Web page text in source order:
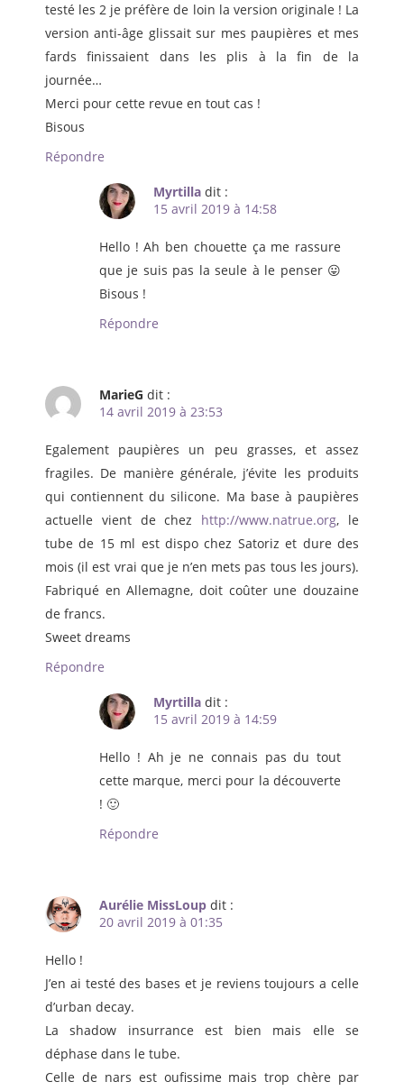
testé les 2 je préfère de loin la version originale ! La
version anti-âge glissait sur mes paupières et mes
fards finissaient dans les plis à la fin de la
journée…
Merci pour cette revue en tout cas !
Bisous
Répondre
Myrtilla dit :
15 avril 2019 à 14:58
Hello ! Ah ben chouette ça me rassure
que je suis pas la seule à le penser 😛
Bisous !
Répondre
MarieG dit :
14 avril 2019 à 23:53
Egalement paupières un peu grasses, et assez
fragiles. De manière générale, j’évite les produits
qui contiennent du silicone. Ma base à paupières
actuelle vient de chez http://www.natrue.org, le
tube de 15 ml est dispo chez Satoriz et dure des
mois (il est vrai que je n’en mets pas tous les jours).
Fabriqué en Allemagne, doit coûter une douzaine
de francs.
Sweet dreams
Répondre
Myrtilla dit :
15 avril 2019 à 14:59
Hello ! Ah je ne connais pas du tout
cette marque, merci pour la découverte
! 🙂
Répondre
Aurélie MissLoup dit :
20 avril 2019 à 01:35
Hello !
J’en ai testé des bases et je reviens toujours a celle
d’urban decay.
La shadow insurrance est bien mais elle se
déphase dans le tube.
Celle de nars est oufissime mais trop chère par